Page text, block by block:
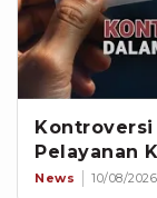
Kontroversi
Pelayanan
News 10/08/2026